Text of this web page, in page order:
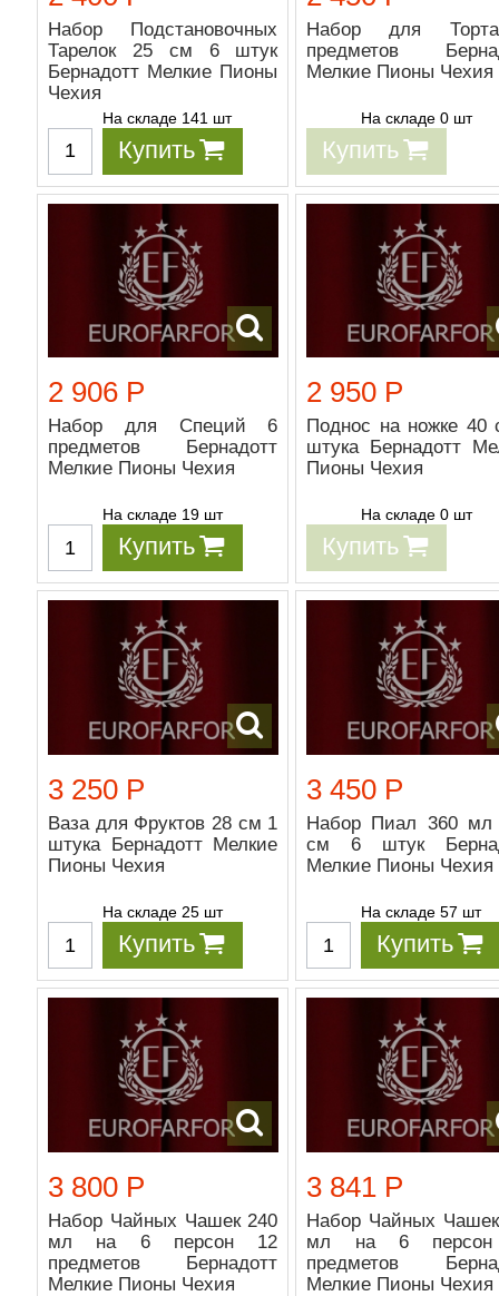
Набор Подстановочных
Тарелок 25 см 6 штук
Бернадотт Мелкие Пионы
Чехия
На складе 141 шт
Купить
Набор для
предметов
Мелкие Пионы Чехия
На складе 0 шт
Купить
2 906 Р
Набор для Специй 6
предметов Бернадотт
Мелкие Пионы Чехия
На складе 19 шт
Купить
2 950 Р
Поднос на ножке 40
штука Бернадотт
Пионы Чехия
На складе 0 шт
Купить
3 250 Р
Ваза для Фруктов 28 см 1
штука Бернадотт Мелкие
Пионы Чехия
На складе 25 шт
Купить
3 450 Р
Набор Пиал 360 мл
см 6 штук
Мелкие Пионы Чехия
На складе 57 шт
Купить
3 800 Р
Набор Чайных Чашек 240
мл на 6 персон 12
предметов Бернадотт
Мелкие Пионы Чехия
3 841 Р
Набор Чайных
мл на 6
предметов
Мелкие Пионы Чехия